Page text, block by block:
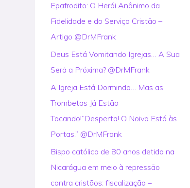
f
o
r
Epafrodito: O Herói Anônimo da
Fidelidade e do Serviço Cristão –
Artigo @DrMFrank
Deus Está Vomitando Igrejas… A Sua
Será a Próxima? @DrMFrank
A Igreja Está Dormindo… Mas as
Trombetas Já Estão
Tocando!”Desperta! O Noivo Está às
Portas.” @DrMFrank
Bispo católico de 80 anos detido na
Nicarágua em meio à repressão
contra cristãos: fiscalização –